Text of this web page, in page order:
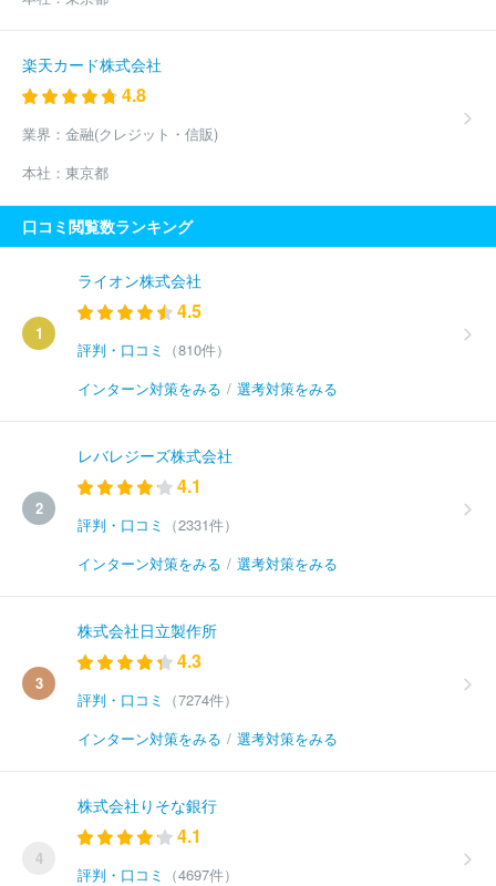
楽天カード株式会社
4.8
業界： 金融(クレジット・信販)
本社： 東京都
口コミ閲覧数ランキング
1
ライオン株式会社
4.5
評判・口コミ
（810件）
インターン対策をみる / 選考対策をみる
2
レバレジーズ株式会社
4.1
評判・口コミ
（2331件）
インターン対策をみる / 選考対策をみる
3
株式会社日立製作所
4.3
評判・口コミ
（7274件）
インターン対策をみる / 選考対策をみる
4
株式会社りそな銀行
4.1
評判・口コミ
（4697件）